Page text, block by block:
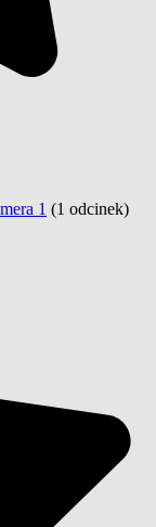
1 (1 odcinek)